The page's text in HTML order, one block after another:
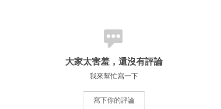
大家太害羞，還沒有評論
我來幫忙寫一下
寫下你的評論